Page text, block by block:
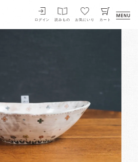
ログイン 読みもの お気にいり カート